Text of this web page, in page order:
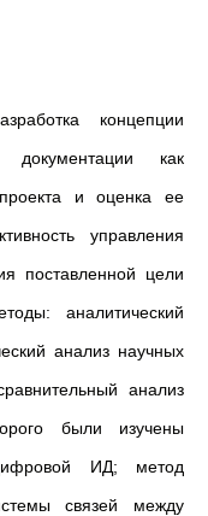
концепции
документации как
проекта и оценка ее
управления
поставленной цели
аналитический
анализ научных
анализ
были изучены
ИД; метод
связей между